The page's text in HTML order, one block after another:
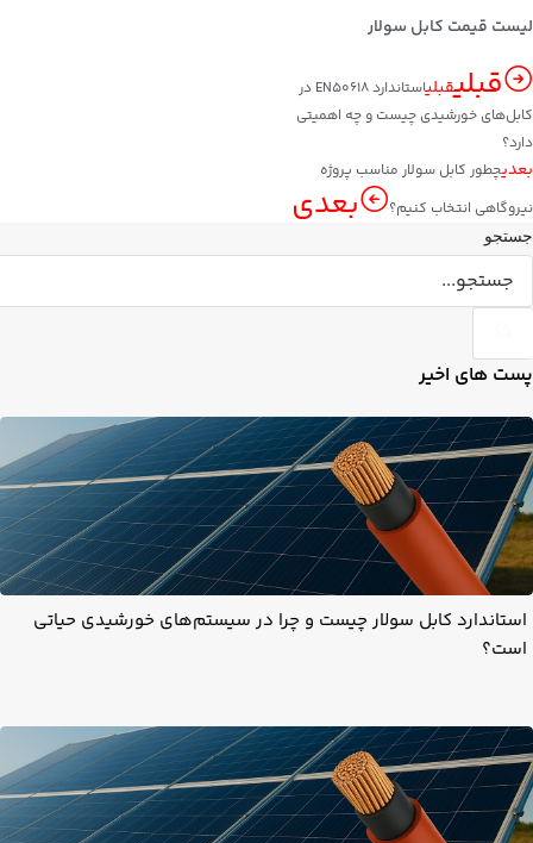
لیست قیمت کابل سولار
قبلیقبلی
استاندارد EN50618 در
کابل‌های خورشیدی چیست و چه اهمیتی
دارد؟
بعدیچطور کابل سولار مناسب پروژه
نیروگاهی انتخاب کنیم؟
بعدی
جستجو
پست های اخیر
استاندارد کابل سولار چیست و چرا در سیستم‌های خورشیدی حیاتی
است؟